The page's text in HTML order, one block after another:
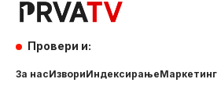
Провери и:
За насИзвориИндексирањеМаркетинг